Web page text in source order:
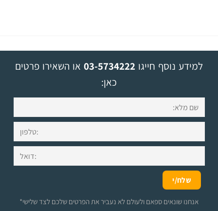
למידע נוסף חייגו 03-5734222 או השאירו פרטים
כאן:
*אנחנו שונאים ספאם ולעולם לא נעביר את הפרטים שלכם לצד שלישי